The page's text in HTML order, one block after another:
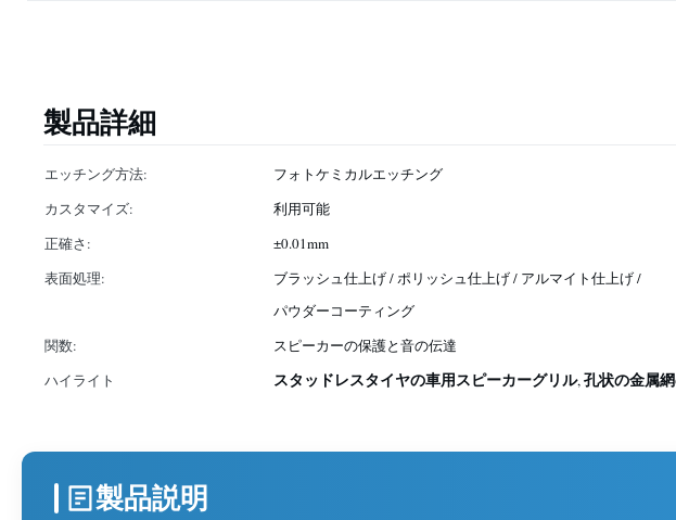
製品詳細
エッチング方法: フォトケミカルエッチング
カスタマイズ:
利用可能
正確さ:
±0.01mm
表面処理:
ブラッシュ仕上げ / ポリッシュ仕上げ / アルマイト仕上げ /
パウダーコーティング
関数: スピーカーの保護と音の伝達
ハイライト
スタッドレスタイヤの車用スピーカーグリル,孔状の金属
製品説明